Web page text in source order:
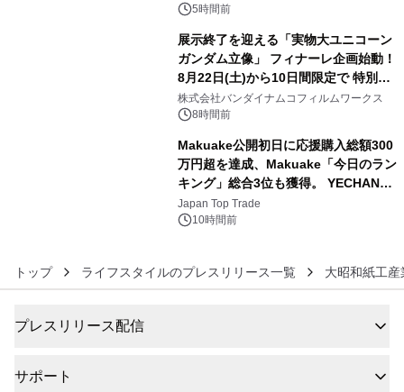
5時間前
展示終了を迎える「実物大ユニコーン
ガンダム立像」 フィナーレ企画始動！
8月22日(土)から10日間限定で 特別映
像『UNICORN GUNDAM Statue ―
BEYOND POSSIBILITY ―』を上映！
株式会社バンダイナムコフィルムワークス
8時間前
Makuake公開初日に応援購入総額300
万円超を達成、Makuake「今日のラン
キング」総合3位も獲得。 YECHAN音
浴シンギングボウル第2弾の大型サイ
ズ（XL・2XL・3XL）を先行販売中
Japan Top Trade
10時間前
トップ ライフスタイルのプレスリリース一覧 大昭和紙工
プレスリリース配信
サポート